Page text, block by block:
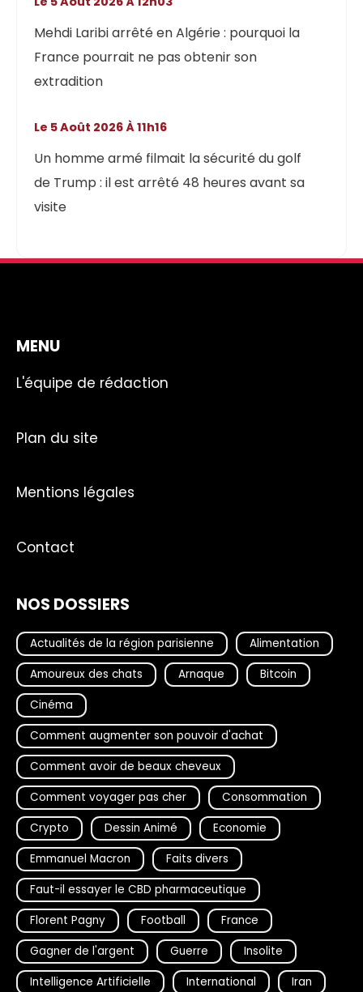
Mehdi Laribi arrêté en Algérie : pourquoi la
France pourrait ne pas obtenir son
extradition
Un homme armé filmait la sécurité du golf
de Trump : il est arrêté 48 heures avant sa
visite
Le 5 Août 2026 À 11h16
MENU
L'équipe de rédaction
Plan du site
Mentions légales
Contact
NOS DOSSIERS
Actualités de la région parisienne
Alimentation
Amoureux des chats
Arnaque
Bitcoin
Cinéma
Comment augmenter son pouvoir d'achat
Comment avoir de beaux cheveux
Comment voyager pas cher
Consommation
Crypto
Dessin Animé
Economie
Emmanuel Macron
Faits divers
Faut-il essayer le CBD pharmaceutique
Florent Pagny
Football
France
Gagner de l'argent
Guerre
Insolite
Intelligence Artificielle
International Iran